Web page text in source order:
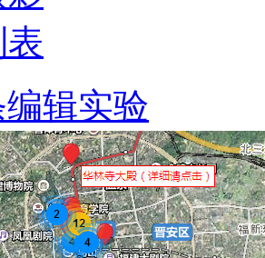
表
编辑实验